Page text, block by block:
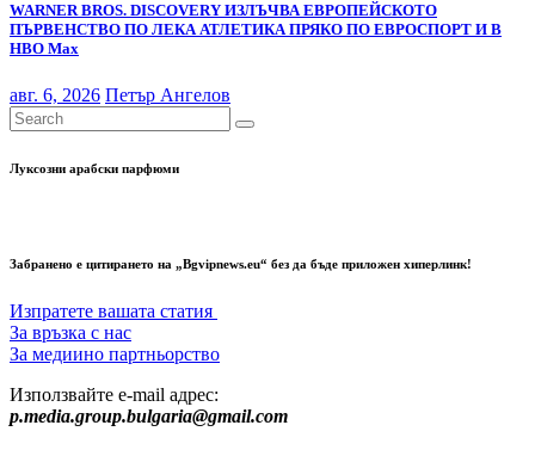
WARNER BROS. DISCOVERY ИЗЛЪЧВА ЕВРОПЕЙСКОТО
ПЪРВЕНСТВО ПО ЛЕКА АТЛЕТИКА ПРЯКО ПО ЕВРОСПОРТ И В
НВО Мах
авг. 6, 2026 Петър Ангелов
Луксозни арабски парфюми
Забранено е цитирането на „Bgvipnews.eu“ без да бъде приложен хиперлинк!
Изпратете вашата статия
За връзка с нас
За медиино партньорство
Използвайте e-mail адрес:
p.media.group.bulgaria@gmail.com